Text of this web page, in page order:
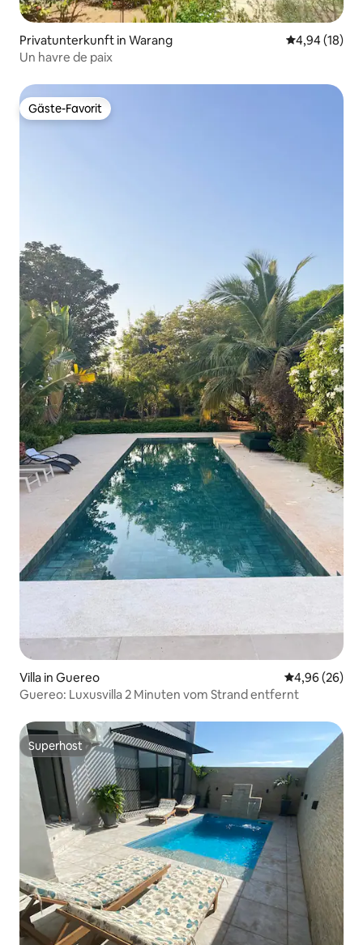
Privatunterkunft in Warang
4,94 (18)
Un havre de paix
Gäste-Favorit
Gäste-Favorit
Villa in Guereo
4,96 (26)
Guereo: Luxusvilla 2 Minuten vom Strand entfernt
Superhost
Superhost